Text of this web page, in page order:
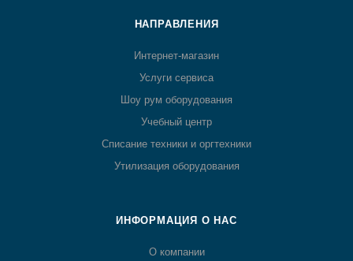
НАПРАВЛЕНИЯ
Интернет-магазин
Услуги сервиса
Шоу рум оборудования
Учебный центр
Списание техники и оргтехники
Утилизация оборудования
ИНФОРМАЦИЯ О НАС
О компании